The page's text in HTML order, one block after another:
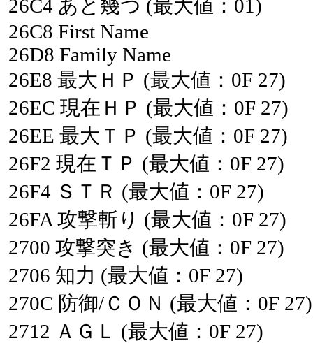
26C4 あと幾つ (最大値：01)
26C8 First Name
26D8 Family Name
26E8 最大ＨＰ (最大値：0F 27)
26EC 現在ＨＰ (最大値：0F 27)
26EE 最大ＴＰ (最大値：0F 27)
26F2 現在ＴＰ (最大値：0F 27)
26F4 ＳＴＲ (最大値：0F 27)
26FA 攻撃斬り (最大値：0F 27)
2700 攻撃突き (最大値：0F 27)
2706 知力 (最大値：0F 27)
270C 防御/ＣＯＮ (最大値：0F 27)
2712 ＡＧＬ (最大値：0F 27)